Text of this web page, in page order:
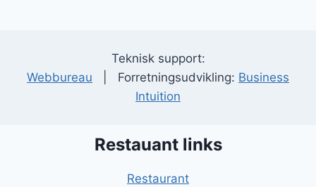
Teknisk support:
Webbureau | Forretningsudvikling: Business
Intuition
Restauant links
Restaurant